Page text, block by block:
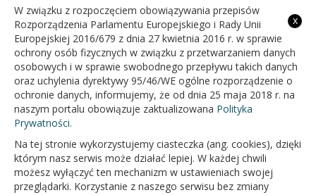
Wt 7:30 - 15:30
Śr 7:30 - 15:30
Czw 7:30 - 15:30
Pt 7:30 - 15:30
OFICJALNY SERWIS INTERNETOWY GMINY BIAŁOPOLE
x
W związku z rozpoczęciem obowiązywania przepisów
Rozporządzenia Parlamentu Europejskiego i Rady Unii
Europejskiej 2016/679 z dnia 27 kwietnia 2016 r. w sprawie
ochrony osób fizycznych w związku z przetwarzaniem danych
osobowych i w sprawie swobodnego przepływu takich danych
oraz uchylenia dyrektywy 95/46/WE ogólne rozporządzenie o
ochronie danych, informujemy, że od dnia 25 maja 2018 r. na
naszym portalu obowiązuje zaktualizowana Polityka
Prywatności.
Na tej stronie wykorzystujemy ciasteczka (ang. cookies), dzięki
którym nasz serwis może działać lepiej. W każdej chwili
możesz wyłączyć ten mechanizm w ustawieniach swojej
przeglądarki. Korzystanie z naszego serwisu bez zmiany